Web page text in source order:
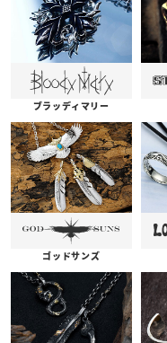
ブラッディマリー
ゴッドサンズ